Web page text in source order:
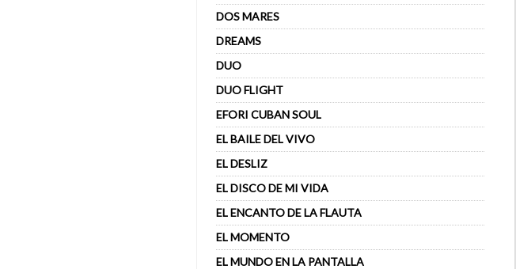
DOS MARES
DREAMS
DUO
DUO FLIGHT
EFORI CUBAN SOUL
EL BAILE DEL VIVO
EL DESLIZ
EL DISCO DE MI VIDA
EL ENCANTO DE LA FLAUTA
EL MOMENTO
EL MUNDO EN LA PANTALLA